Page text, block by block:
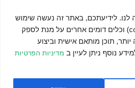
לידיעתכם, באתר זה נעשה שימוש
ב"קבצי עוגיות" (cookies) וכלים דומים אחרים על מנת לספק
תוכן מותאם אישית וביצוע
נוסף ניתן לעיין ב מדיניות הפרטיות
ע"י יאמו דיגיטל